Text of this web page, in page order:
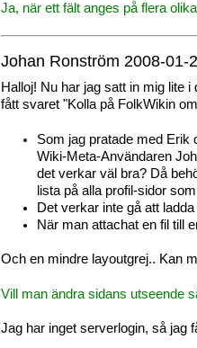
Ja, när ett fält anges på flera
Johan Ronström 2008-01-
Halloj! Nu har jag satt in mig lite
fått svaret "Kolla på FolkWikin
Som jag pratade med Erik
Wiki-Meta-Användaren
det verkar väl bra? Då
lista på alla profil-sidor
Det verkar inte gå att
När man attachat en fil till
Och en mindre layoutgrej.. Kan
Vill man ändra sidans utseende
Jag har inget serverlogin, så jag